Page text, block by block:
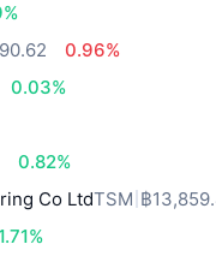
0.96%
0.03%
0.82%
Co LtdTSM ฿